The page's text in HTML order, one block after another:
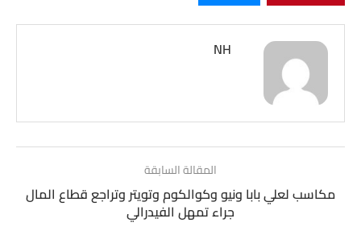
NH
المقالة السابقة
مكاسب لعلي بابا ونيو وكوالكوم وتويتر وتراجع قطاع المال
جراء تمهل الفيدرالي